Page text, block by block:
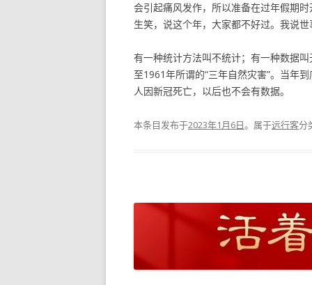
会引起痛风发作，所以准备在过年假期
生笑，说这个年，大家都不好过。我说
有一种统计方法叫不统计；有一种数据
至1961年所谓的“三年自然灾害”。当年
人因新冠死亡，以后也不会有数据。
本条目发布于2023年1月6日。属于远行客分